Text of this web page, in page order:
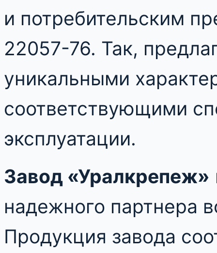
и потребительским
22057-76. Так,
уникальными
соответствующими
эксплуатации.
Завод «Уралкрепеж»
надежного партнера
Продукция завода